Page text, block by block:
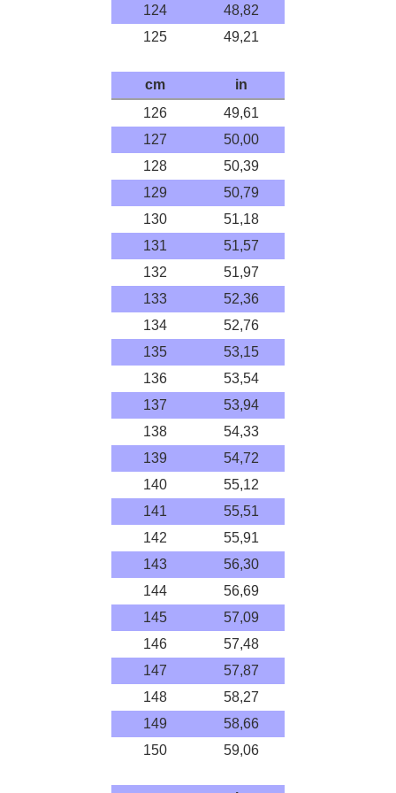
124
48,82
125
49,21
cm
in
126
49,61
127
50,00
128
50,39
129
50,79
130
51,18
131
51,57
132
51,97
133
52,36
134
52,76
135
53,15
136
53,54
137
53,94
138
54,33
139
54,72
140
55,12
141
55,51
142
55,91
143
56,30
144
56,69
145
57,09
146
57,48
147
57,87
148
58,27
149
58,66
150
59,06